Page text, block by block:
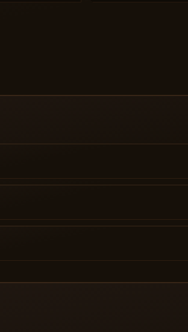
每种武器的全局设置覆盖
起飞时间（0–1000 毫秒）
瞄准骨骼选择
主开关
头部标记
保存当前设置